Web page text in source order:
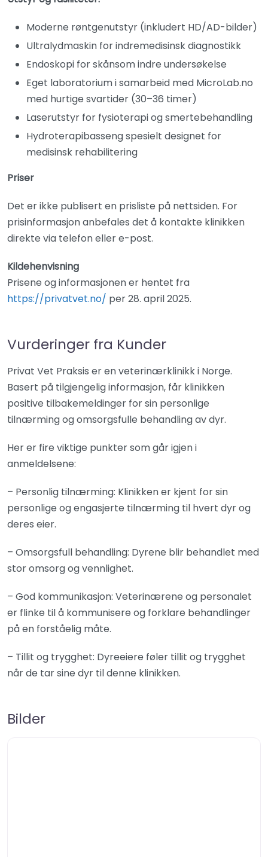
Moderne røntgenutstyr (inkludert HD/AD-bilder)
Ultralydmaskin for indremedisinsk diagnostikk
Endoskopi for skånsom indre undersøkelse
Eget laboratorium i samarbeid med MicroLab.no
med hurtige svartider (30–36 timer)
Laserutstyr for fysioterapi og smertebehandling
Hydroterapibasseng spesielt designet for
medisinsk rehabilitering
Priser
Det er ikke publisert en prisliste på nettsiden. For
prisinformasjon anbefales det å kontakte klinikken
direkte via telefon eller e-post.
Kildehenvisning
Prisene og informasjonen er hentet fra
https://privatvet.no/ per 28. april 2025.
Vurderinger fra Kunder
Privat Vet Praksis er en veterinærklinikk i Norge.
Basert på tilgjengelig informasjon, får klinikken
positive tilbakemeldinger for sin personlige
tilnærming og omsorgsfulle behandling av dyr.
Her er fire viktige punkter som går igjen i
anmeldelsene:
– Personlig tilnærming: Klinikken er kjent for sin
personlige og engasjerte tilnærming til hvert dyr og
deres eier.
– Omsorgsfull behandling: Dyrene blir behandlet med
stor omsorg og vennlighet.
– God kommunikasjon: Veterinærene og personalet
er flinke til å kommunisere og forklare behandlinger
på en forståelig måte.
– Tillit og trygghet: Dyreeiere føler tillit og trygghet
når de tar sine dyr til denne klinikken.
Bilder